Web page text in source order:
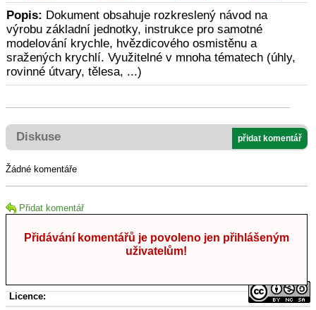
Popis: Dokument obsahuje rozkreslený návod na
výrobu základní jednotky, instrukce pro samotné
modelování krychle, hvězdicového osmistěnu a
sražených krychlí. Využitelné v mnoha tématech (úhly,
rovinné útvary, tělesa, ...)
Diskuse přidat komentář
Žádné komentáře
Přidat komentář
Přidávání komentářů je povoleno jen přihlášeným
uživatelům!
Licence: